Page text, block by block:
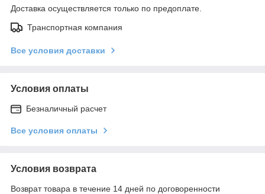
Доставка осуществляется только по предоплате.
Транспортная компания
Все условия доставки
Условия оплаты
Безналичный расчет
Все условия оплаты
Условия возврата
Возврат товара в течение 14 дней по договоренности